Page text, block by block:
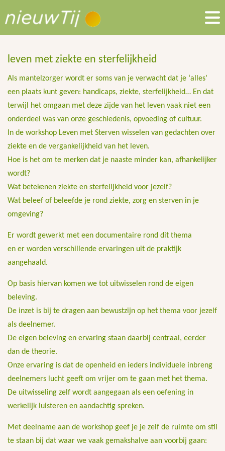
leven met ziekte en sterfelijkheid
Als mantelzorger wordt er soms van je verwacht dat je ‘alles’
een plaats kunt geven: handicaps, ziekte, sterfelijkheid… En dat
terwijl het omgaan met deze zijde van het leven vaak niet een
onderdeel was van onze geschiedenis, opvoeding of cultuur.
In de workshop Leven met Sterven wisselen van gedachten over
ziekte en de vergankelijkheid van het leven.
Hoe is het om te merken dat je naaste minder kan, afhankelijker
wordt?
Wat betekenen ziekte en sterfelijkheid voor jezelf?
Wat beleef of beleefde je rond ziekte, zorg en sterven in je
omgeving?
Er wordt gewerkt met een documentaire rond dit thema
en er worden verschillende ervaringen uit de praktijk
aangehaald.
Op basis hiervan komen we tot uitwisselen rond de eigen
beleving.
De inzet is bij te dragen aan bewustzijn op het thema voor jezelf
als deelnemer.
De eigen beleving en ervaring staan daarbij centraal, eerder
dan de theorie.
Onze ervaring is dat de openheid en ieders individuele inbreng
deelnemers lucht geeft om vrijer om te gaan met het thema.
De uitwisseling zelf wordt aangegaan als een oefening in
werkelijk luisteren en aandachtig spreken.
Met deelname aan de workshop geef je je zelf de ruimte om stil
te staan bij dat waar we vaak gemakshalve aan voorbij gaan: